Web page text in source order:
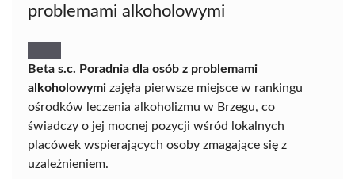
problemami alkoholowymi
Beta s.c. Poradnia dla osób z problemami
alkoholowymi zajęła pierwsze miejsce w rankingu
ośrodków leczenia alkoholizmu w Brzegu, co
świadczy o jej mocnej pozycji wśród lokalnych
placówek wspierających osoby zmagające się z
uzależnieniem.